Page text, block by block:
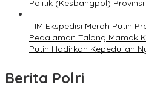
Politik (Kesbangpol) Provinsi
TIM Ekspedisi Merah Putih
Pedalaman Talang Mamak
Putih Hadirkan Kepedulian
Berita Polri